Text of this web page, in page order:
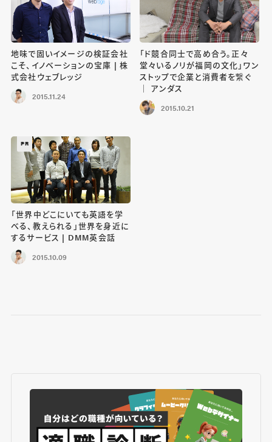
地味で固いイメージの検証会社
こそ、イノベーションの宝庫 | 株
式会社ウェブレッジ
2015.11.24
「ド競合同士で高め合う。正々
堂々いるノリが福岡の文化」ワン
ストップで企業と消費者を繋ぐ
｜ アンダス
2015.10.21
PR
「世界中どこにいても英語を学
べる、教えられる」世界を身近に
するサービス | DMM英会話
2015.10.09